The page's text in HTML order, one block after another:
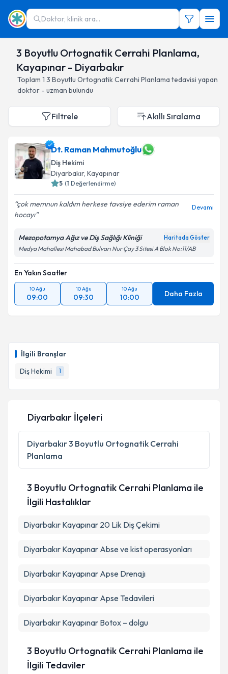
Doktor, klinik ara...
3 Boyutlu Ortognatik Cerrahi Planlama,
Kayapınar - Diyarbakır
Toplam 1 3 Boyutlu Ortognatik Cerrahi Planlama tedavisi yapan
doktor - uzman bulundu
İlgili Branşlar
Diş Hekimi
1
Filtrele Akıllı Sıralama
Dt. Raman Mahmutoğlu
Diş Hekimi
Diyarbakır, Kayapınar
5 (1 Değerlendirme)
çok memnun kaldım herkese tavsiye ederim raman
hocayı
Devamı
Mezopotamya Ağız ve Diş Sağlığı Kliniği Haritada Göster
Medya Mahallesi Mahabad Bulvarı Nur Çay 3 Sitesi A Blok No:11/AB
En Yakın Saatler
10 Ağu
09:00
10 Ağu
09:30
10 Ağu
10:00 Daha Fazla
Diyarbakır İlçeleri
Diyarbakır3 Boyutlu Ortognatik Cerrahi
Planlama
3 Boyutlu Ortognatik Cerrahi Planlama ile
İlgili Hastalıklar
Diyarbakır Kayapınar 20 Lik Diş Çekimi
Diyarbakır Kayapınar Abse ve kist operasyonları
Diyarbakır Kayapınar Apse Drenajı
Diyarbakır Kayapınar Apse Tedavileri
Diyarbakır Kayapınar Botox – dolgu
3 Boyutlu Ortognatik Cerrahi Planlama ile
İlgili Tedaviler